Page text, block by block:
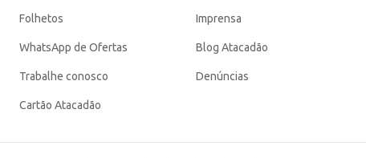
Folhetos
WhatsApp de Ofertas
Trabalhe conosco
Cartão Atacadão
Imprensa
Blog Atacadão
Denúncias